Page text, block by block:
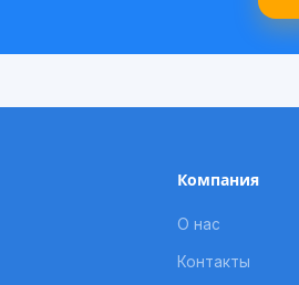
Компания
О нас
Контакты